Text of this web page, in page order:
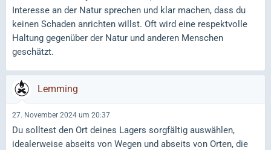
Interesse an der Natur sprechen und klar machen, dass du
keinen Schaden anrichten willst. Oft wird eine respektvolle
Haltung gegenüber der Natur und anderen Menschen
geschätzt.
Lemming
27. November 2024 um 20:37
Du solltest den Ort deines Lagers sorgfältig auswählen,
idealerweise abseits von Wegen und abseits von Orten, die